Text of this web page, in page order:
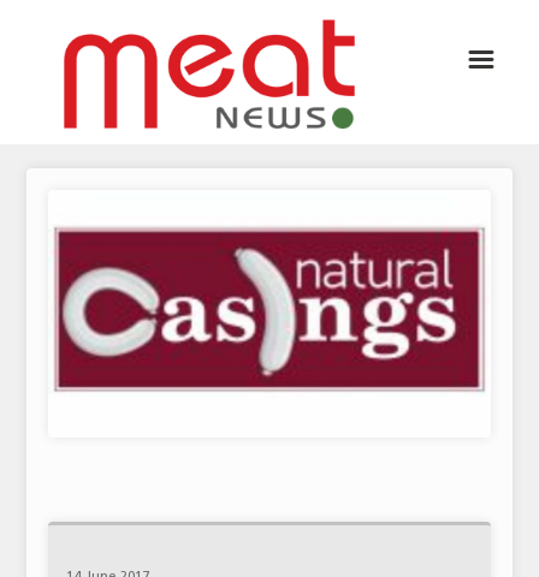
ΣΥΝΕΝΤΕΥΞΕΙΣ
ΘΕΜΑΤΑ
ΑΝΑΛΥΣΕΙΣ
ΘΕΜΑΤΑ
ΑΝΑΛΥΣΕΙΣ
☰